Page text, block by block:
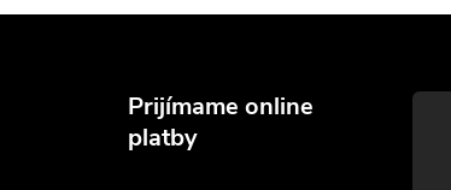
Prijímame online
platby